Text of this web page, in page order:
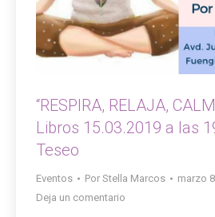
“RESPIRA, RELAJA,
Libros 15.03.2019 a las
Teseo
Eventos Por Stella Marcos
marzo
Deja un comentario